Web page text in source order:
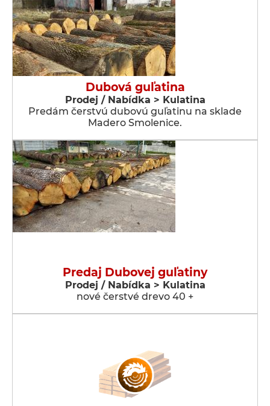
Dubová guľatina
Prodej / Nabídka > Kulatina
Predám čerstvú dubovú guľatinu na sklade
Madero Smolenice.
Predaj Dubovej guľatiny
Prodej / Nabídka > Kulatina
nové čerstvé drevo 40 +